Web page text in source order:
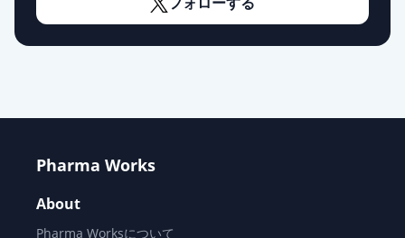
Pharma Works
About
Pharma Worksについて